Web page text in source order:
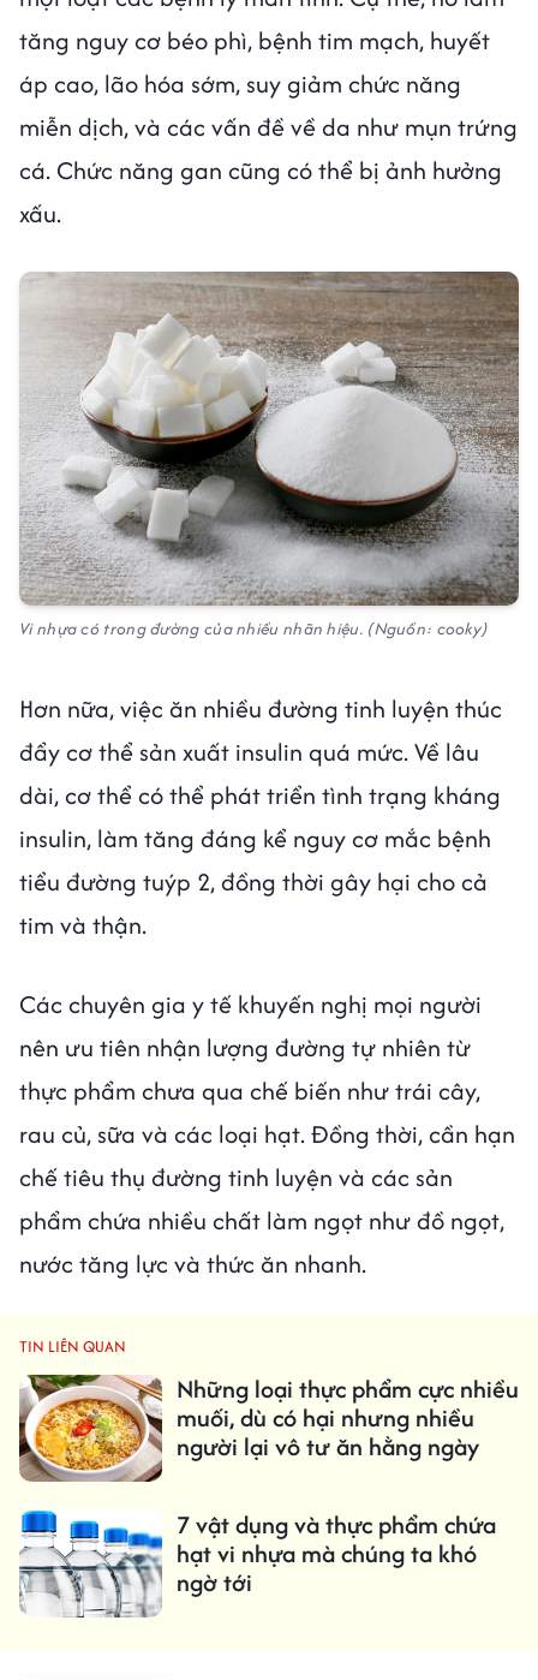
tăng nguy cơ béo phì, bệnh tim mạch, huyết
áp cao, lão hóa sớm, suy giảm chức năng
miễn dịch, và các vấn đề về da như mụn trứng
cá. Chức năng gan cũng có thể bị ảnh hưởng
xấu.
Vi nhựa có trong đường của nhiều nhãn hiệu. (Nguồn: cooky)
Hơn nữa, việc ăn nhiều đường tinh luyện thúc
đẩy cơ thể sản xuất insulin quá mức. Về lâu
dài, cơ thể có thể phát triển tình trạng kháng
insulin, làm tăng đáng kể nguy cơ mắc bệnh
tiểu đường tuýp 2, đồng thời gây hại cho cả
tim và thận.
Các chuyên gia y tế khuyến nghị mọi người
nên ưu tiên nhận lượng đường tự nhiên từ
thực phẩm chưa qua chế biến như trái cây,
rau củ, sữa và các loại hạt. Đồng thời, cần hạn
chế tiêu thụ đường tinh luyện và các sản
phẩm chứa nhiều chất làm ngọt như đồ ngọt,
nước tăng lực và thức ăn nhanh.
TIN LIÊN QUAN
Những loại thực phẩm cực nhiều
muối, dù có hại nhưng nhiều
người lại vô tư ăn hằng ngày
7 vật dụng và thực phẩm chứa
hạt vi nhựa mà chúng ta khó
ngờ tới